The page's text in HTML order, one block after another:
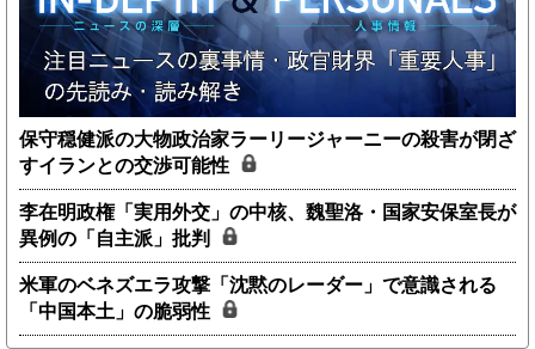
保守穏健派の大物政治家ラーリージャーニーの殺害が閉ざ
すイランとの交渉可能性
李在明政権「実用外交」の中核、魏聖洛・国家安保室長が
異例の「自主派」批判
米軍のベネズエラ攻撃「沈黙のレーダー」で意識される
「中国本土」の脆弱性